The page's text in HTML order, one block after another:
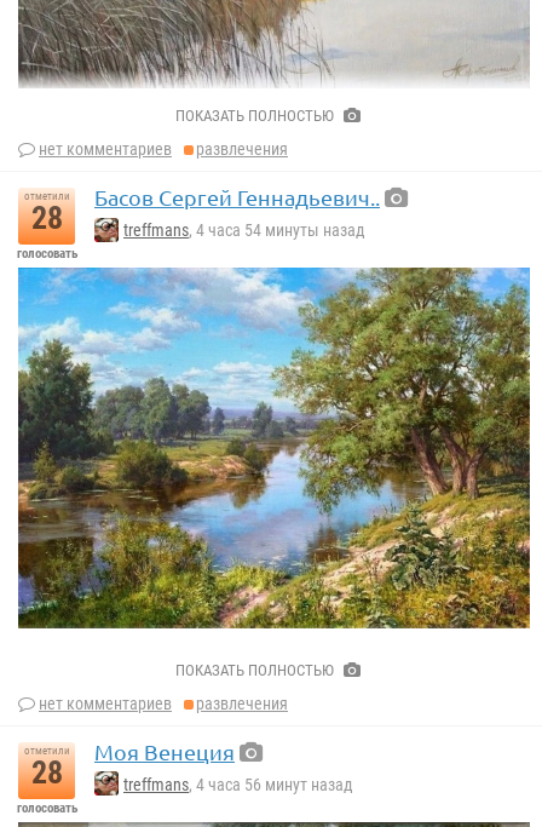
Алексей КорабельниковПОКАЗАТЬ ПОЛНОСТЬЮ
нет комментариев развлечения
отметили
28
голосовать
Басов Сергей Геннадьевич..
treffmans, 4 часа 54 минуты назад
Басов Сергей Геннадьевич..
ПОКАЗАТЬ ПОЛНОСТЬЮ
нет комментариев развлечения
отметили
28
голосовать
Моя Венеция
treffmans, 4 часа 56 минут назад